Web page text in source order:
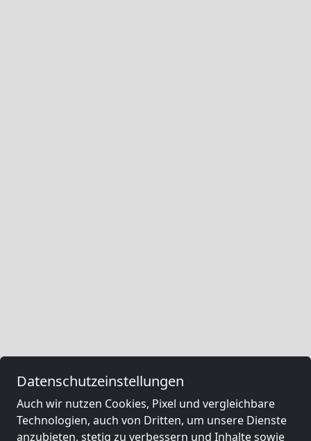
Datenschutzeinstellungen
Auch wir nutzen Cookies, Pixel und vergleichbare
Technologien, auch von Dritten, um unsere Dienste
anzubieten, stetig zu verbessern und Inhalte sowie